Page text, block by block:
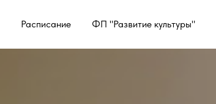
Расписание ФП "Развитие культуры"